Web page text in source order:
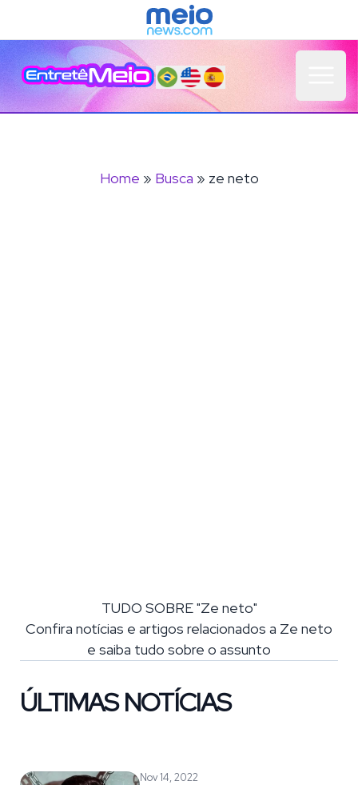
Home » Busca » ze neto
TUDO SOBRE "Ze neto"
Confira notícias e artigos relacionados a Ze neto
e saiba tudo sobre o assunto
ÚLTIMAS NOTÍCIAS
Nov 14, 2022